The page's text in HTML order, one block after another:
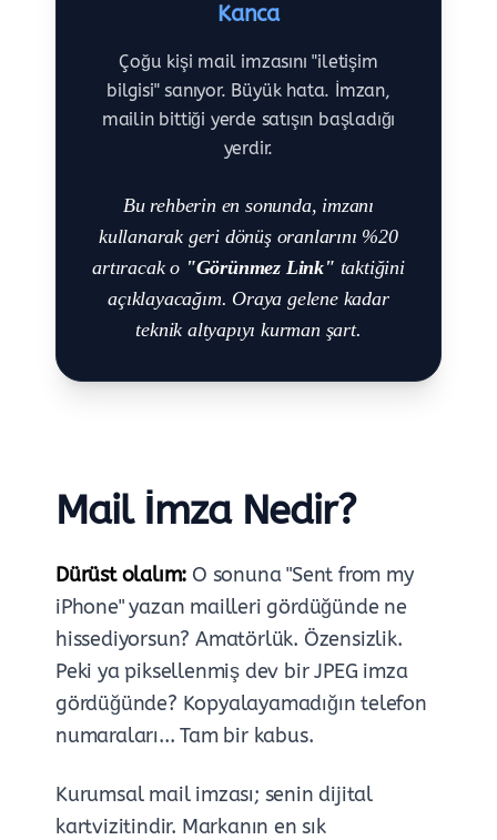
Kanca
Çoğu kişi mail imzasını "iletişim
bilgisi" sanıyor. Büyük hata. İmzan,
mailin bittiği yerde satışın başladığı
yerdir.
Bu rehberin en sonunda, imzanı
kullanarak geri dönüş oranlarını %20
artıracak o "Görünmez Link" taktiğini
açıklayacağım. Oraya gelene kadar
teknik altyapıyı kurman şart.
Mail İmza Nedir?
Dürüst olalım: O sonuna "Sent from my
iPhone" yazan mailleri gördüğünde ne
hissediyorsun? Amatörlük. Özensizlik.
Peki ya piksellenmiş dev bir JPEG imza
gördüğünde? Kopyalayamadığın telefon
numaraları... Tam bir kabus.
Kurumsal mail imzası; senin dijital
kartvizitindir. Markanın en sık